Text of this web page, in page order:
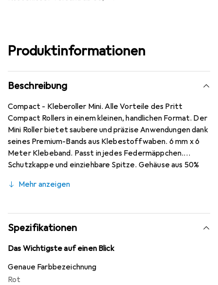
Produktinformationen
Beschreibung
Compact - Kleberoller Mini. Alle Vorteile des Pritt
Compact Rollers in einem kleinen, handlichen Format. Der
Mini Roller bietet saubere und präzise Anwendungen dank
seines Premium-Bands aus Klebestoffwaben. 6 mm x 6
Meter Klebeband. Passt in jedes Federmäppchen.
Schutzkappe und einziehbare Spitze. Gehäuse aus 50%
Mehr anzeigen
Spezifikationen
Das Wichtigste auf einen Blick
Genaue Farbbezeichnung
Rot